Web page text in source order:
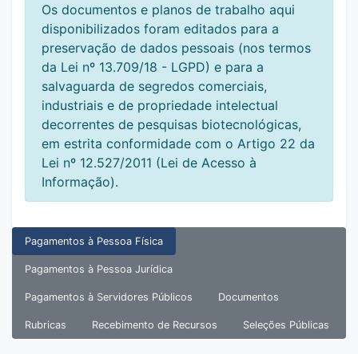
Os documentos e planos de trabalho aqui
disponibilizados foram editados para a
preservação de dados pessoais (nos termos
da Lei nº 13.709/18 - LGPD) e para a
salvaguarda de segredos comerciais,
industriais e de propriedade intelectual
decorrentes de pesquisas biotecnológicas,
em estrita conformidade com o Artigo 22 da
Lei nº 12.527/2011 (Lei de Acesso à
Informação).
Pagamentos à Pessoa Física
Pagamentos à Pessoa Jurídica
Pagamentos à Servidores Públicos Documentos
Rubricas Recebimento de Recursos Seleções Públicas